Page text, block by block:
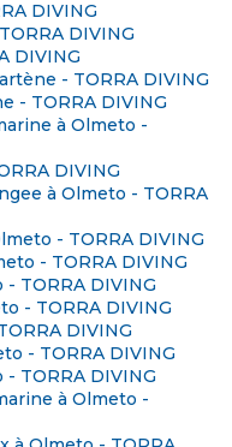
DIVING
DIVING
DIVING
- TORRA DIVING
- TORRA DIVING
à Olmeto -
DIVING
à Olmeto - TORRA
- TORRA DIVING
- TORRA DIVING
- TORRA DIVING
- TORRA DIVING
DIVING
- TORRA DIVING
TORRA DIVING
à Olmeto -